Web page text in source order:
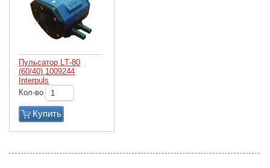
Пульсатор LТ-80
(60/40) 1009244
Interpuls
Кол-во
Купить